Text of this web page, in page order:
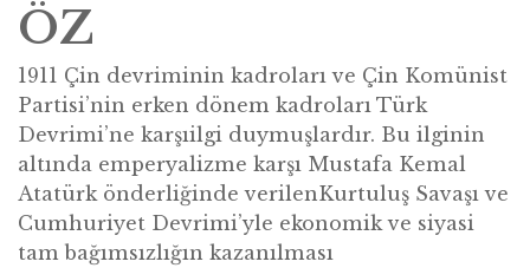
ÖZ
1911 Çin devriminin kadroları ve Çin Komünist
Partisi’nin erken dönem kadroları Türk
Devrimi’ne karşıilgi duymuşlardır. Bu ilginin
altında emperyalizme karşı Mustafa Kemal
Atatürk önderliğinde verilenKurtuluş Savaşı ve
Cumhuriyet Devrimi’yle ekonomik ve siyasi
tam bağımsızlığın kazanılması